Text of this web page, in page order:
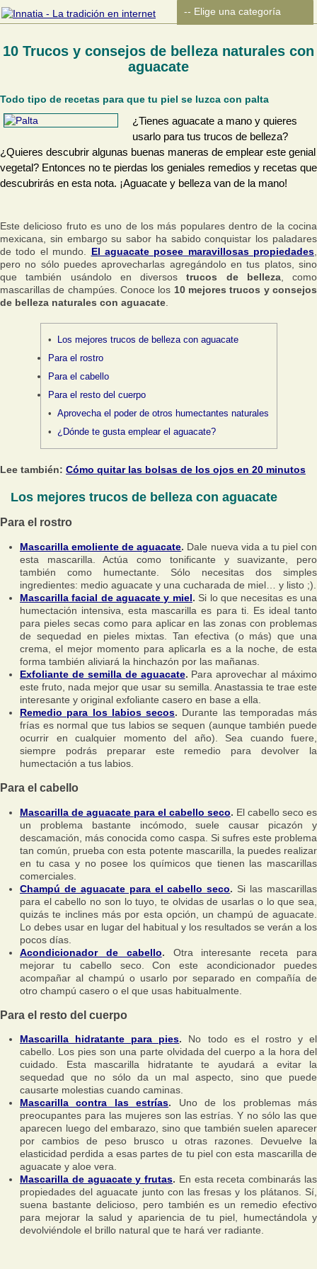
10 Trucos y consejos de belleza naturales con
aguacate
Todo tipo de recetas para que tu piel se luzca con palta
¿Tienes aguacate a mano y quieres
usarlo para tus trucos de belleza?
¿Quieres descubrir algunas buenas maneras de emplear este genial
vegetal? Entonces no te pierdas los geniales remedios y recetas que
descubrirás en esta nota. ¡Aguacate y belleza van de la mano!
Este delicioso fruto es uno de los más populares dentro de la cocina
mexicana, sin embargo su sabor ha sabido conquistar los paladares
de todo el mundo. El aguacate posee maravillosas propiedades
pero no sólo puedes aprovecharlas agregándolo en tus platos, sino
que también usándolo en diversostrucos de belleza, como
mascarillas de champúes. Conoce los 10 mejores trucos y consejos
de belleza naturales con aguacate
Los mejores trucos de belleza con aguacate
Para el rostro
Para el cabello
Para el resto del cuerpo
Aprovecha el poder de otros humectantes naturales
¿Dónde te gusta emplear el aguacate?
Lee también: Cómo quitar las bolsas de los ojos en 20 minutos
Los mejores trucos de belleza con aguacate
Para el rostro
Mascarilla emoliente de aguacate. Dale nueva vida a tu piel con
esta mascarilla. Actúa como tonificante y suavizante, pero
también como humectante. Sólo necesitas dos simples
ingredientes: medio aguacate y una cucharada de miel… y listo ;).
Mascarilla facial de aguacate y miel. Si lo que necesitas es una
humectación intensiva, esta mascarilla es para ti. Es ideal tanto
para pieles secas como para aplicar en las zonas con problemas
de sequedad en pieles mixtas. Tan efectiva (o más) que una
crema, el mejor momento para aplicarla es a la noche, de esta
forma también aliviará la hinchazón por las mañanas.
Exfoliante de semilla de aguacate. Para aprovechar al máximo
este fruto, nada mejor que usar su semilla. Anastassia te trae este
interesante y original exfoliante casero en base a ella.
Remedio para los labios secos. Durante las temporadas más
frías es normal que tus labios se sequen (aunque también puede
ocurrir en cualquier momento del año). Sea cuando fuere,
siempre podrás preparar este remedio para devolver la
humectación a tus labios.
Para el cabello
Mascarilla de aguacate para el cabello seco. El cabello seco es
un problema bastante incómodo, suele causar picazón y
descamación, más conocida como caspa. Si sufres este problema
tan común, prueba con esta potente mascarilla, la puedes realizar
en tu casa y no posee los químicos que tienen las mascarillas
comerciales.
Champú de aguacate para el cabello seco. Si las mascarillas
para el cabello no son lo tuyo, te olvidas de usarlas o lo que sea,
quizás te inclines más por esta opción, un champú de aguacate.
Lo debes usar en lugar del habitual y los resultados se verán a los
pocos días.
Acondicionador de cabello. Otra interesante receta para
mejorar tu cabello seco. Con este acondicionador puedes
acompañar al champú o usarlo por separado en compañía de
otro champú casero o el que usas habitualmente.
Para el resto del cuerpo
Mascarilla hidratante para pies. No todo es el rostro y el
cabello. Los pies son una parte olvidada del cuerpo a la hora del
cuidado. Esta mascarilla hidratante te ayudará a evitar la
sequedad que no sólo da un mal aspecto, sino que puede
causarte molestias cuando caminas.
Mascarilla contra las estrías. Uno de los problemas más
preocupantes para las mujeres son las estrías. Y no sólo las que
aparecen luego del embarazo, sino que también suelen aparecer
por cambios de peso brusco u otras razones. Devuelve la
elasticidad perdida a esas partes de tu piel con esta mascarilla de
aguacate y aloe vera.
Mascarilla de aguacate y frutas. En esta receta combinarás las
propiedades del aguacate junto con las fresas y los plátanos. Sí,
suena bastante delicioso, pero también es un remedio efectivo
para mejorar la salud y apariencia de tu piel, humectándola y
devolviéndole el brillo natural que te hará ver radiante.